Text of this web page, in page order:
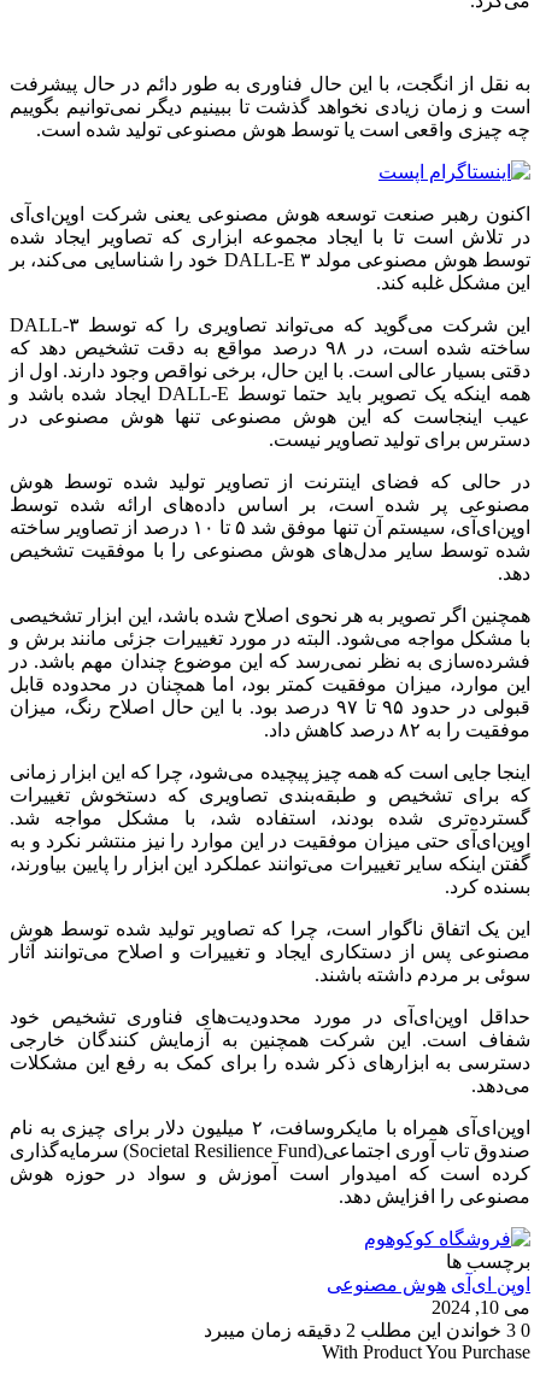
به نقل از انگجت، با این حال فناوری به طور دائم در حال پیشرفت
است و زمان زیادی نخواهد گذشت تا ببینیم دیگر نمی‌توانیم بگوییم
چه چیزی واقعی است یا توسط هوش مصنوعی تولید شده است.
اکنون رهبر صنعت توسعه هوش مصنوعی یعنی شرکت اوپن‌ای‌آی
در تلاش است تا با ایجاد مجموعه ابزاری که تصاویر ایجاد شده
توسط هوش مصنوعی مولد DALL-E ۳ خود را شناسایی می‌کند، بر
این مشکل غلبه کند.
این شرکت می‌گوید که می‌تواند تصاویری را که توسط DALL-۳
ساخته شده است، در ۹۸ درصد مواقع به دقت تشخیص دهد که
دقتی بسیار عالی است. با این حال، برخی نواقص وجود دارند. اول از
همه اینکه یک تصویر باید حتما توسط DALL-E ایجاد شده باشد و
عیب اینجاست که این هوش مصنوعی تنها هوش مصنوعی در
دسترس برای تولید تصاویر نیست.
در حالی که فضای اینترنت از تصاویر تولید شده توسط هوش
مصنوعی پر شده است، بر اساس داده‌های ارائه شده توسط
اوپن‌ای‌آی، سیستم آن تنها موفق شد ۵ تا ۱۰ درصد از تصاویر ساخته
شده توسط سایر مدل‌های هوش مصنوعی را با موفقیت تشخیص
دهد.
همچنین اگر تصویر به هر نحوی اصلاح شده باشد، این ابزار تشخیصی
با مشکل مواجه می‌شود. البته در مورد تغییرات جزئی مانند برش و
فشرده‌سازی به نظر نمی‌رسد که این موضوع چندان مهم باشد. در
این موارد، میزان موفقیت کمتر بود، اما همچنان در محدوده قابل
قبولی در حدود ۹۵ تا ۹۷ درصد بود. با این حال اصلاح رنگ، میزان
موفقیت را به ۸۲ درصد کاهش داد.
اینجا جایی است که همه چیز پیچیده می‌شود، چرا که این ابزار زمانی
که برای تشخیص و طبقه‌بندی تصاویری که دستخوش تغییرات
گسترده‌تری شده بودند، استفاده شد، با مشکل مواجه شد.
اوپن‌ای‌آی حتی میزان موفقیت در این موارد را نیز منتشر نکرد و به
گفتن اینکه سایر تغییرات می‌توانند عملکرد این ابزار را پایین بیاورند،
بسنده کرد.
این یک اتفاق ناگوار است، چرا که تصاویر تولید شده توسط هوش
مصنوعی پس از دستکاری ایجاد و تغییرات و اصلاح می‌توانند آثار
سوئی بر مردم داشته باشند.
حداقل اوپن‌ای‌آی در مورد محدودیت‌های فناوری تشخیص خود
شفاف است. این شرکت همچنین به آزمایش کنندگان خارجی
دسترسی به ابزارهای ذکر شده را برای کمک به رفع این مشکلات
می‌دهد.
اوپن‌ای‌آی همراه با مایکروسافت، ۲ میلیون دلار برای چیزی به نام
صندوق تاب آوری اجتماعی(Societal Resilience Fund) سرمایه‌گذاری
کرده است که امیدوار است آموزش و سواد در حوزه هوش
مصنوعی را افزایش دهد.
برچسب ها
اوپن ای‌آی هوش مصنوعی
می 10, 2024
0
خواندن این مطلب 2 دقیقه زمان میبرد
With Product You Purchase